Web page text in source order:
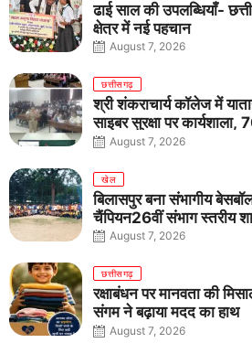
ढाई साल की उपलब्धियाँ-
क्षेत्र में नई पहचान
August 7, 2026
छत्तीसगढ़
श्री शंकराचार्य कॉलेज में
साइबर सुरक्षा पर कार्यशाला,
जागरूकता का संकल्प
August 7, 2026
खेल
बिलासपुर बना संभागीय
चैंपियन26वीं संभाग स्तरीय
तीनों आयु वर्गों में शानदार
August 7, 2026
छत्तीसगढ़
रक्षाबंधन पर मानवता की
संगम ने बढ़ाया मदद का हाथ
August 7, 2026